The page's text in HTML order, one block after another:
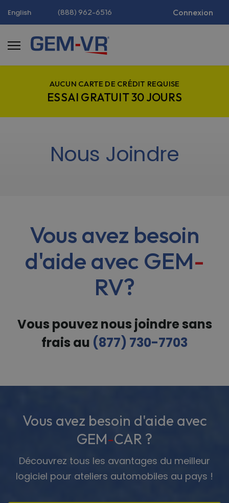
English (888) 962-6516 Connexion
AUCUN CARTE DE CRÉDIT REQUISE
ESSAI GRATUIT 30 JOURS
Nous Joindre
Vous avez besoin
d'aide avec GEM-
RV?
Vous pouvez nous joindre sans
frais au (877) 730-7703
Vous avez besoin d'aide avec
GEM-CAR ?
Découvrez tous les avantages du meilleur
logiciel pour ateliers automobiles au pays !